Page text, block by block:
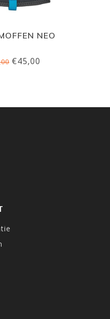
NEO
€45,00